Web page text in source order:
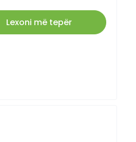
Lexoni më tepër